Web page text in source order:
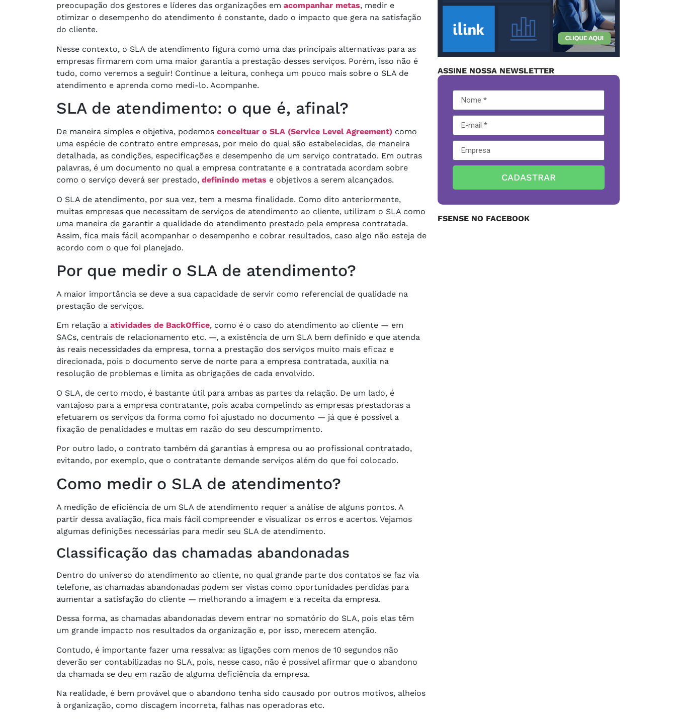
preocupação dos gestores e líderes das organizações em acompanhar metas, medir e
otimizar o desempenho do atendimento é constante, dado o impacto que gera na satisfação
do cliente.
Nesse contexto, o SLA de atendimento figura como uma das principais alternativas para as
empresas firmarem com uma maior garantia a prestação desses serviços. Porém, isso não é
tudo, como veremos a seguir! Continue a leitura, conheça um pouco mais sobre o SLA de
atendimento e aprenda como medi-lo. Acompanhe.
SLA de atendimento: o que é, afinal?
De maneira simples e objetiva, podemos conceituar o SLA (Service Level Agreement) como
uma espécie de contrato entre empresas, por meio do qual são estabelecidas, de maneira
detalhada, as condições, especificações e desempenho de um serviço contratado. Em outras
palavras, é um documento no qual a empresa contratante e a contratada acordam sobre
como o serviço deverá ser prestado, definindo metas e objetivos a serem alcançados.
O SLA de atendimento, por sua vez, tem a mesma finalidade. Como dito anteriormente,
muitas empresas que necessitam de serviços de atendimento ao cliente, utilizam o SLA como
uma maneira de garantir a qualidade do atendimento prestado pela empresa contratada.
Assim, fica mais fácil acompanhar o desempenho e cobrar resultados, caso algo não esteja de
acordo com o que foi planejado.
Por que medir o SLA de atendimento?
A maior importância se deve a sua capacidade de servir como referencial de qualidade na
prestação de serviços.
Em relação a atividades de BackOffice, como é o caso do atendimento ao cliente — em
SACs, centrais de relacionamento etc. —, a existência de um SLA bem definido e que atenda
às reais necessidades da empresa, torna a prestação dos serviços muito mais eficaz e
direcionada, pois o documento serve de norte para a empresa contratada, auxilia na
resolução de problemas e limita as obrigações de cada envolvido.
O SLA, de certo modo, é bastante útil para ambas as partes da relação. De um lado, é
vantajoso para a empresa contratante, pois acaba compelindo as empresas prestadoras a
efetuarem os serviços da forma como foi ajustado no documento — já que é possível a
fixação de penalidades e multas em razão do seu descumprimento.
Por outro lado, o contrato também dá garantias à empresa ou ao profissional contratado,
evitando, por exemplo, que o contratante demande serviços além do que foi colocado.
Como medir o SLA de atendimento?
A medição de eficiência de um SLA de atendimento requer a análise de alguns pontos. A
partir dessa avaliação, fica mais fácil compreender e visualizar os erros e acertos. Vejamos
algumas definições necessárias para medir seu SLA de atendimento.
Classificação das chamadas abandonadas
Dentro do universo do atendimento ao cliente, no qual grande parte dos contatos se faz via
telefone, as chamadas abandonadas podem ser vistas como oportunidades perdidas para
aumentar a satisfação do cliente — melhorando a imagem e a receita da empresa.
Dessa forma, as chamadas abandonadas devem entrar no somatório do SLA, pois elas têm
um grande impacto nos resultados da organização e, por isso, merecem atenção.
Contudo, é importante fazer uma ressalva: as ligações com menos de 10 segundos não
deverão ser contabilizadas no SLA, pois, nesse caso, não é possível afirmar que o abandono
da chamada se deu em razão de alguma deficiência da empresa.
Na realidade, é bem provável que o abandono tenha sido causado por outros motivos, alheios
à organização, como discagem incorreta, falhas nas operadoras etc.
ASSINE NOSSA NEWSLETTER
CADASTRAR
FSENSE NO FACEBOOK